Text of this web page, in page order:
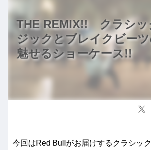
THE REMIX!! クラシッ
ジックとブレイクビー
魅せるショーケース!!
今回はRed Bullがお届けするクラシッ